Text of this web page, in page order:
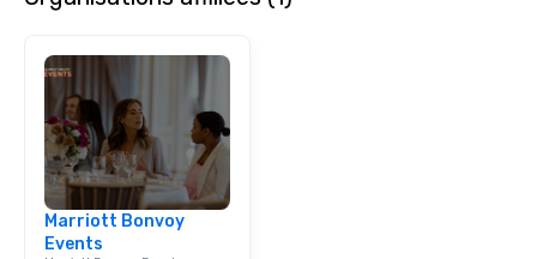
Marriott Bonvoy
Events